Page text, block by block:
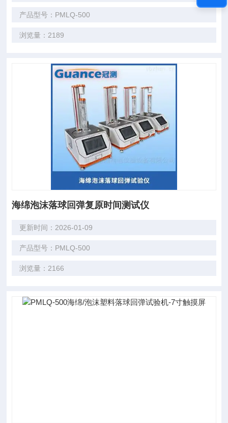
产品型号：PMLQ-500
浏览量：2189
海绵泡沫落球回弹复原时间测试仪
更新时间：2026-01-09
产品型号：PMLQ-500
浏览量：2166